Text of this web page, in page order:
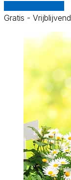
Gratis - Vrijblijvend